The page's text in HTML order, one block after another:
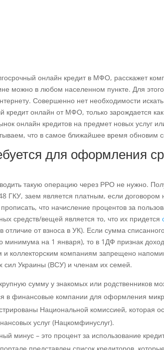
онлайн кредит в МФО, расскажет
можно в любом населенном пункте. Для
Совершенно нет необходимости
кредит онлайн от МФО, только зарождается
онлайн кредитов на предмет новых услуг
что в самое ближайшее время обновим
для оформления
такую операцию через РРО не нужно.
ГКУ, заем является платным, если договором
что начисление процентов за
средств/вещей является то, что их придется
отличие от взноса в УК). Если сумма
минимума на 1 января), то в 1ДФ признак
и коллекторским компаниям запрещено
сил Украины (ВСУ) и членам их семей.
сумму у знакомых или родственников
в финансовые компании для оформления
Национальной комиссией, которая
услуг (Нацкомфинуслуг).
минус – это процент за использование